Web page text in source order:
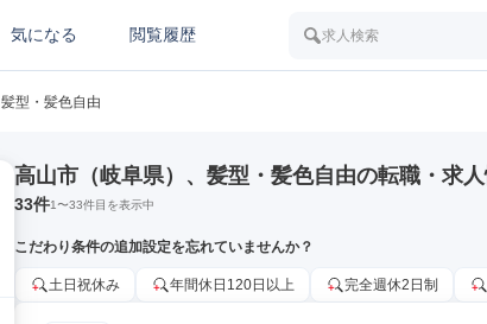
気になる 閲覧履歴 求人検索
髪型・髪色自由
高山市（岐阜県）、髪型・髪色自由の転職・求
33件1〜33件目を表示中
こだわり条件の追加設定を忘れていませんか？
土日祝休み 年間休日120日以上 完全週休2日制